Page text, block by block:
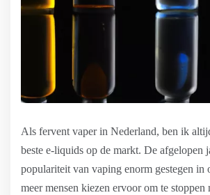
Als fervent vaper in Nederland, ben ik
beste e-liquids op de markt. De afgelopen
populariteit van vaping enorm gestegen in
meer mensen kiezen ervoor om te stoppen